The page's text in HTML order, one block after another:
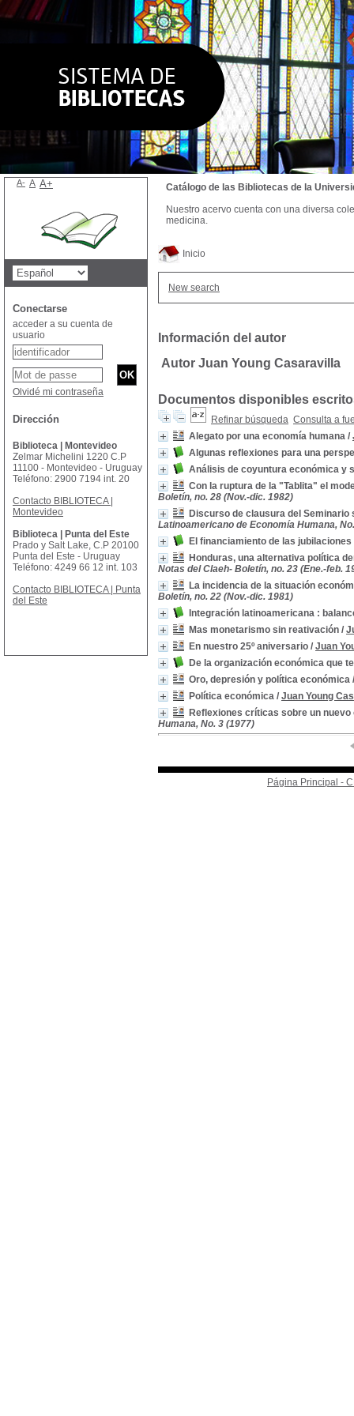
Inicio
New search
Información del autor
Autor Juan Young Casaravilla
Documentos disponibles
Refinar búsqueda Consulta a
Alegato por una economía humana /
Algunas reflexiones para una
Análisis de coyuntura económica y
Con la ruptura de la "Tablita" el
Boletín, no. 28 (Nov.-dic. 1982)
Discurso de clausura del
Latinoamericano de Economía Humana,
El financiamiento de las
Honduras, una alternativa política
Notas del Claeh- Boletín, no. 23 (Ene.-feb.
La incidencia de la situación
Boletín, no. 22 (Nov.-dic. 1981)
Integración latinoamericana :
Mas monetarismo sin reativación /
En nuestro 25º aniversario / Juan
De la organización económica que
Oro, depresión y política económica
Política económica / Juan Young
Reflexiones críticas sobre un
Humana, No. 3 (1977)
Página Principal -
Catálogo de las Bibliotecas de la
Nuestro acervo cuenta con una diversa
medicina.
A- A A+
Conectarse
acceder a su cuenta de
usuario
Olvidé mi contraseña
Dirección
Biblioteca | Montevideo
Zelmar Michelini 1220 C.P
11100 - Montevideo - Uruguay
Teléfono: 2900 7194 int. 20
Contacto BIBLIOTECA |
Montevideo
Biblioteca | Punta del Este
Prado y Salt Lake, C.P 20100
Punta del Este - Uruguay
Teléfono: 4249 66 12 int. 103
Contacto BIBLIOTECA | Punta
del Este